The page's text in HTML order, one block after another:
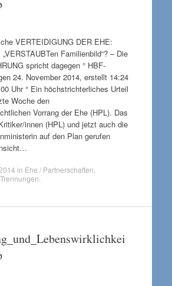
VERTEIDIGUNG DER EHE:
Familienbild“? – Die
spricht dagegen ° HBF-
24. November 2014, erstellt 14:24
Uhr ° Ein höchstrichterliches Urteil
Woche den
Vorrang der Ehe (HPL). Das
innen (HPL) und jetzt auch die
auf den Plan gerufen
in Ehe / Partnerschaften